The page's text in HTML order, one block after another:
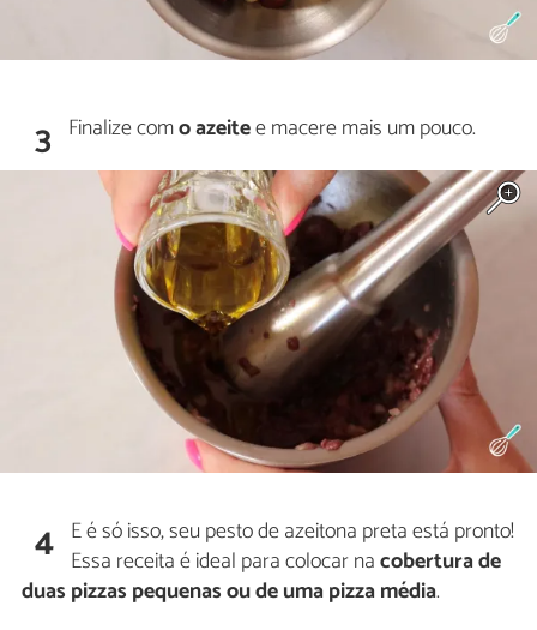
3 Finalize como azeitee macere mais um pouco.
4 E é só isso, seu pesto de azeitona preta está pronto!
Essa receita é ideal para colocar nacobertura de
duas pizzas pequenas ou de uma pizza média.